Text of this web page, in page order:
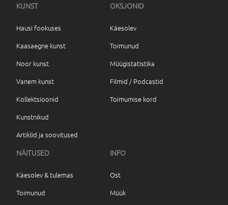
KUNST
Hausi fookuses
Kaasaegne kunst
Noor kunst
Vanem kunst
Kollektsioonid
Kunstnikud
Artiklid ja soovitused
OKSJONID
Käesolev
Toimunud
Müügistatistika
Filmid / Podcastid
Toimumise kord
NÄITUSED
Käesolev & tulemas
Toimunud
INFO
Ost
Müük